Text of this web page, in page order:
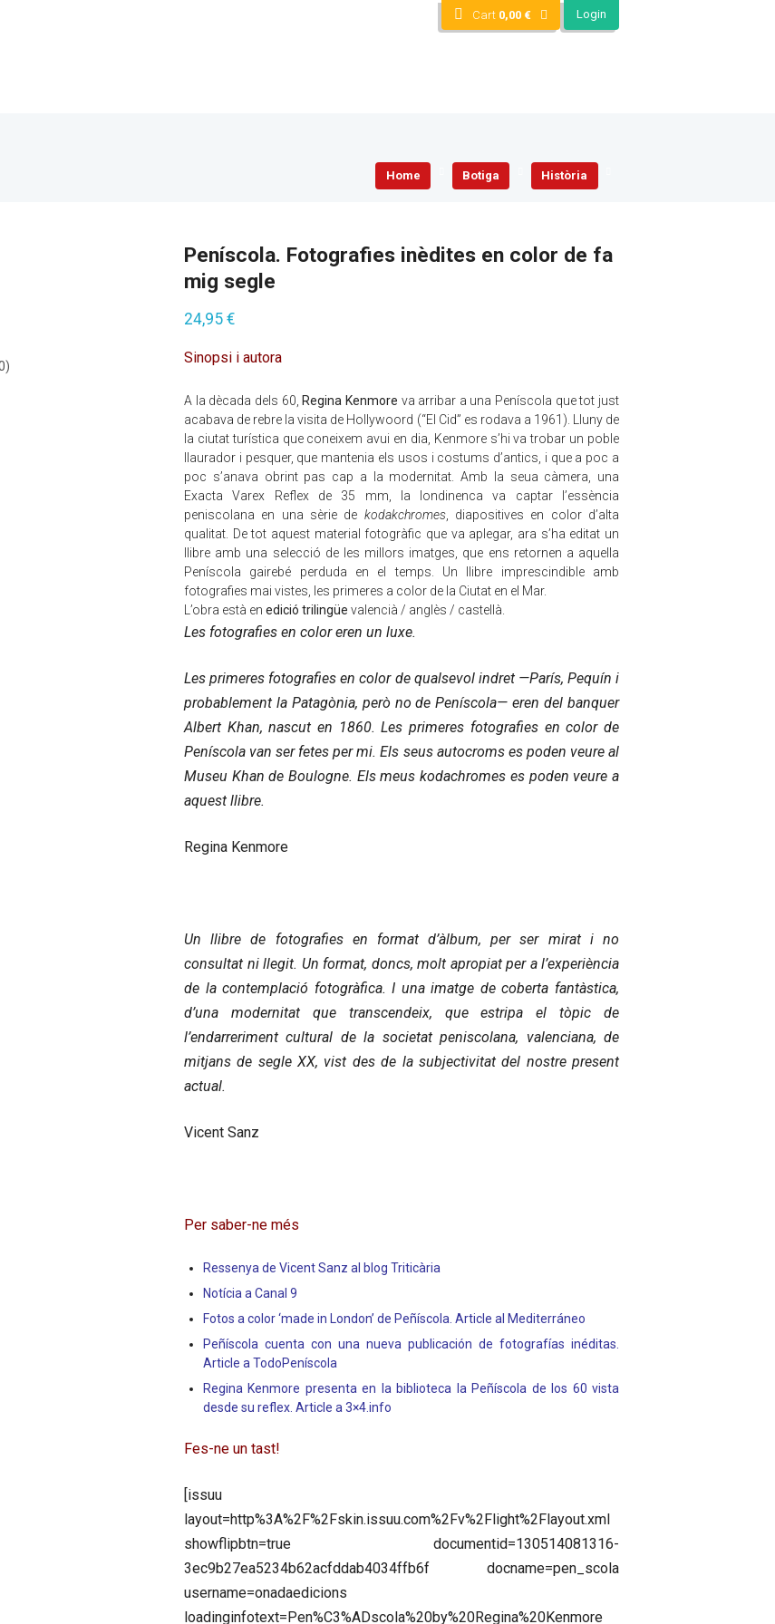
Cart 0,00 € Login
Home Botiga Història
Peníscola. Fotografies inèdites en color de fa
mig segle
24,95 €
Sinopsi i autora
A la dècada dels 60, Regina Kenmore va arribar a una Peníscola que tot just
acabava de rebre la visita de Hollywoord (“El Cid” es rodava a 1961). Lluny de
la ciutat turística que coneixem avui en dia, Kenmore s’hi va trobar un poble
llaurador i pesquer, que mantenia els usos i costums d’antics, i que a poc a
poc s’anava obrint pas cap a la modernitat. Amb la seua càmera, una
Exacta Varex Reflex de 35 mm, la londinenca va captar l’essència
peniscolana en una sèrie de kodakchromes, diapositives en color d’alta
qualitat. De tot aquest material fotogràfic que va aplegar, ara s’ha editat un
llibre amb una selecció de les millors imatges, que ens retornen a aquella
Peníscola gairebé perduda en el temps. Un llibre imprescindible amb
fotografies mai vistes, les primeres a color de la Ciutat en el Mar.
L’obra està en edició trilingüe valencià / anglès / castellà.
Les fotografies en color eren un luxe.
Les primeres fotografies en color de qualsevol indret —París, Pequín i
probablement la Patagònia, però no de Peníscola— eren del banquer
Albert Khan, nascut en 1860. Les primeres fotografies en color de
Peníscola van ser fetes per mi. Els seus autocroms es poden veure al
Museu Khan de Boulogne. Els meus kodachromes es poden veure a
aquest llibre.
Regina Kenmore
Un llibre de fotografies en format d’àlbum, per ser mirat i no
consultat ni llegit. Un format, doncs, molt apropiat per a l’experiència
de la contemplació fotogràfica. I una imatge de coberta fantàstica,
d’una modernitat que transcendeix, que estripa el tòpic de
l’endarreriment cultural de la societat peniscolana, valenciana, de
mitjans de segle XX, vist des de la subjectivitat del nostre present
actual.
Vicent Sanz
Per saber-ne més
Ressenya de Vicent Sanz al blog Triticària
Notícia a Canal 9
Fotos a color ‘made in London’ de Peñíscola. Article al Mediterráneo
Peñíscola cuenta con una nueva publicación de fotografías inéditas.
Article a TodoPeníscola
Regina Kenmore presenta en la biblioteca la Peñíscola de los 60 vista
desde su reflex. Article a 3×4.info
Fes-ne un tast!
[issuu
layout=http%3A%2F%2Fskin.issuu.com%2Fv%2Flight%2Flayout.xml
showflipbtn=true documentid=130514081316-
3ec9b27ea5234b62acfddab4034ffb6f docname=pen_scola
username=onadaedicions
loadinginfotext=Pen%C3%ADscola%20by%20Regina%20Kenmore